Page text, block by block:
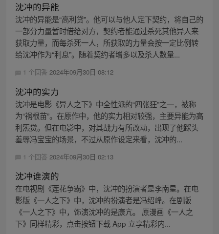
沈冲的异能
沈冲的异能是“高利贷”。他可以与他人定下契约，将自己的
一部分力量暂时借给对方，契约者能通过杀死其他异人来
获取力量，而每杀死一人，所获取的力量会按一定比例转
给沈冲作为“利息”。随着契约者增多以及杀人数量...
1 个回答 2024年09月30日 08:12
沈冲的实力
沈冲是电影《异人之下》中全性派的“四张狂”之一，被称
为“祸根苗”。在原作中，他的实力相对较强，主要异能为高
利炁贷。但在电影中，对其战力有所改动，出现了他踩头
羞辱冯宝宝的场景，不过从原作设定来看，沈冲的...
1 个回答 2024年09月30日 02:13
沈冲谁演的
在电视剧《莲花争霸》中，沈冲的扮演者是李南星。在电
影版《一人之下》中，沈冲的扮演者是冯绍峰。在剧版
《一人之下》中，饰演沈冲的是康亢。 原漫画《一人之
下》同样精彩，点击按钮下载 App 立享精彩内...